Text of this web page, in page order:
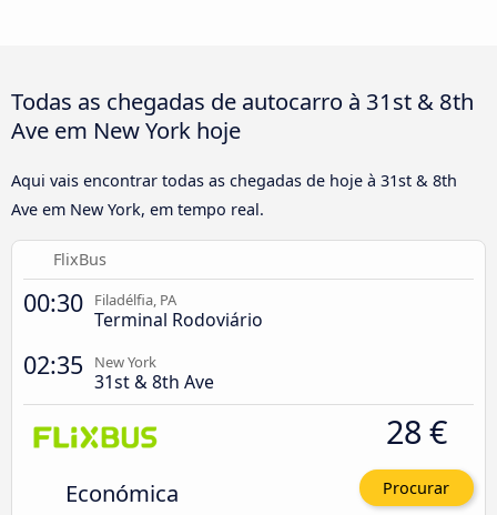
Todas as chegadas de autocarro à 31st & 8th
Ave em New York hoje
Aqui vais encontrar todas as chegadas de hoje à 31st & 8th
Ave em New York, em tempo real.
FlixBus
00:30 Filadélfia, PA
Terminal Rodoviário
02:35 New York
31st & 8th Ave
Económica
28 €
Procurar